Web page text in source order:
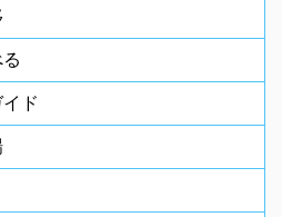
ド